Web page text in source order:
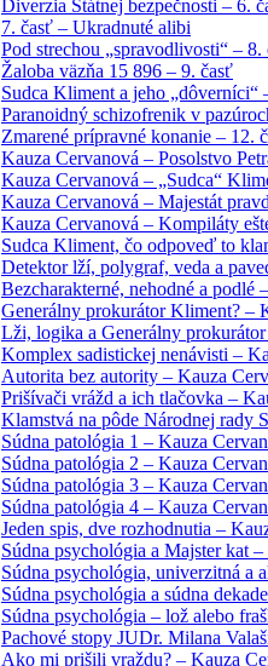
Diverzia Štátnej bezpečnosti – 6.
7. časť – Ukradnuté alibi
Pod strechou „spravodlivosti“ – 8.
Žaloba väzňa 15 896 – 9. časť
Sudca Kliment a jeho „dôverníci“
Paranoidný schizofrenik v
Zmarené prípravné konanie – 12.
Kauza Cervanová – Posolstvo
Kauza Cervanová – „Sudca“
Kauza Cervanová – Majestát
Kauza Cervanová – Kompiláty
Sudca Kliment, čo odpoveď to
Detektor lží, polygraf, veda a
Bezcharakterné, nehodné a podlé
Generálny prokurátor Kliment? –
Lži, logika a Generálny
Komplex sadistickej nenávisti –
Autorita bez autority – Kauza
Prišívači vrážd a ich tlačovka –
Klamstvá na pôde Národnej rady
Súdna patológia 1 – Kauza
Súdna patológia 2 – Kauza
Súdna patológia 3 – Kauza
Súdna patológia 4 – Kauza
Jeden spis, dve rozhodnutia –
Súdna psychológia a Majster kat
Súdna psychológia, univerzitná a
Súdna psychológia a súdna
Súdna psychológia – lož alebo
Pachové stopy JUDr. Milana
Ako mi prišili vraždu? – Kauza